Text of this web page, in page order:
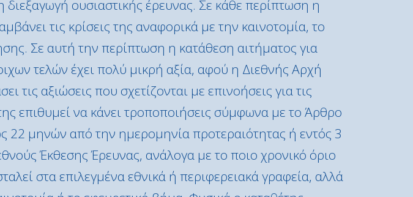
ουσιαστικής έρευνας. Σε κάθε περίπτωση η
τις κρίσεις της αναφορικά με την καινοτομία, το
Σε αυτή την περίπτωση η κατάθεση αιτήματος για
τελών έχει πολύ μικρή αξία, αφού η Διεθνής Αρχή
τις αξιώσεις που σχετίζονται με επινοήσεις για τις
επιθυμεί να κάνει τροποποιήσεις σύμφωνα με το Άρθρο
22 μηνών από την ημερομηνία προτεραιότητας ή εντός 3
Έκθεσης Έρευνας, ανάλογα με το ποιο χρονικό όριο
στα επιλεγμένα εθνικά ή περιφερειακά γραφεία, αλλά